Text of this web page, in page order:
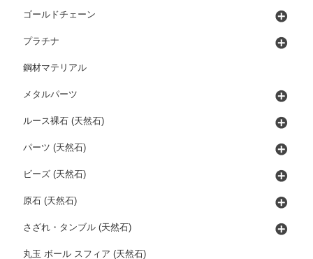
ゴールドチェーン
プラチナ
鋼材マテリアル
メタルパーツ
ルース裸石 (天然石)
パーツ (天然石)
ビーズ (天然石)
原石 (天然石)
さざれ・タンブル (天然石)
丸玉 ボール スフィア (天然石)